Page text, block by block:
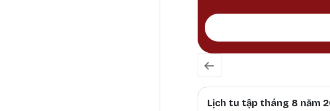
Lịch tu tập tháng 8 năm